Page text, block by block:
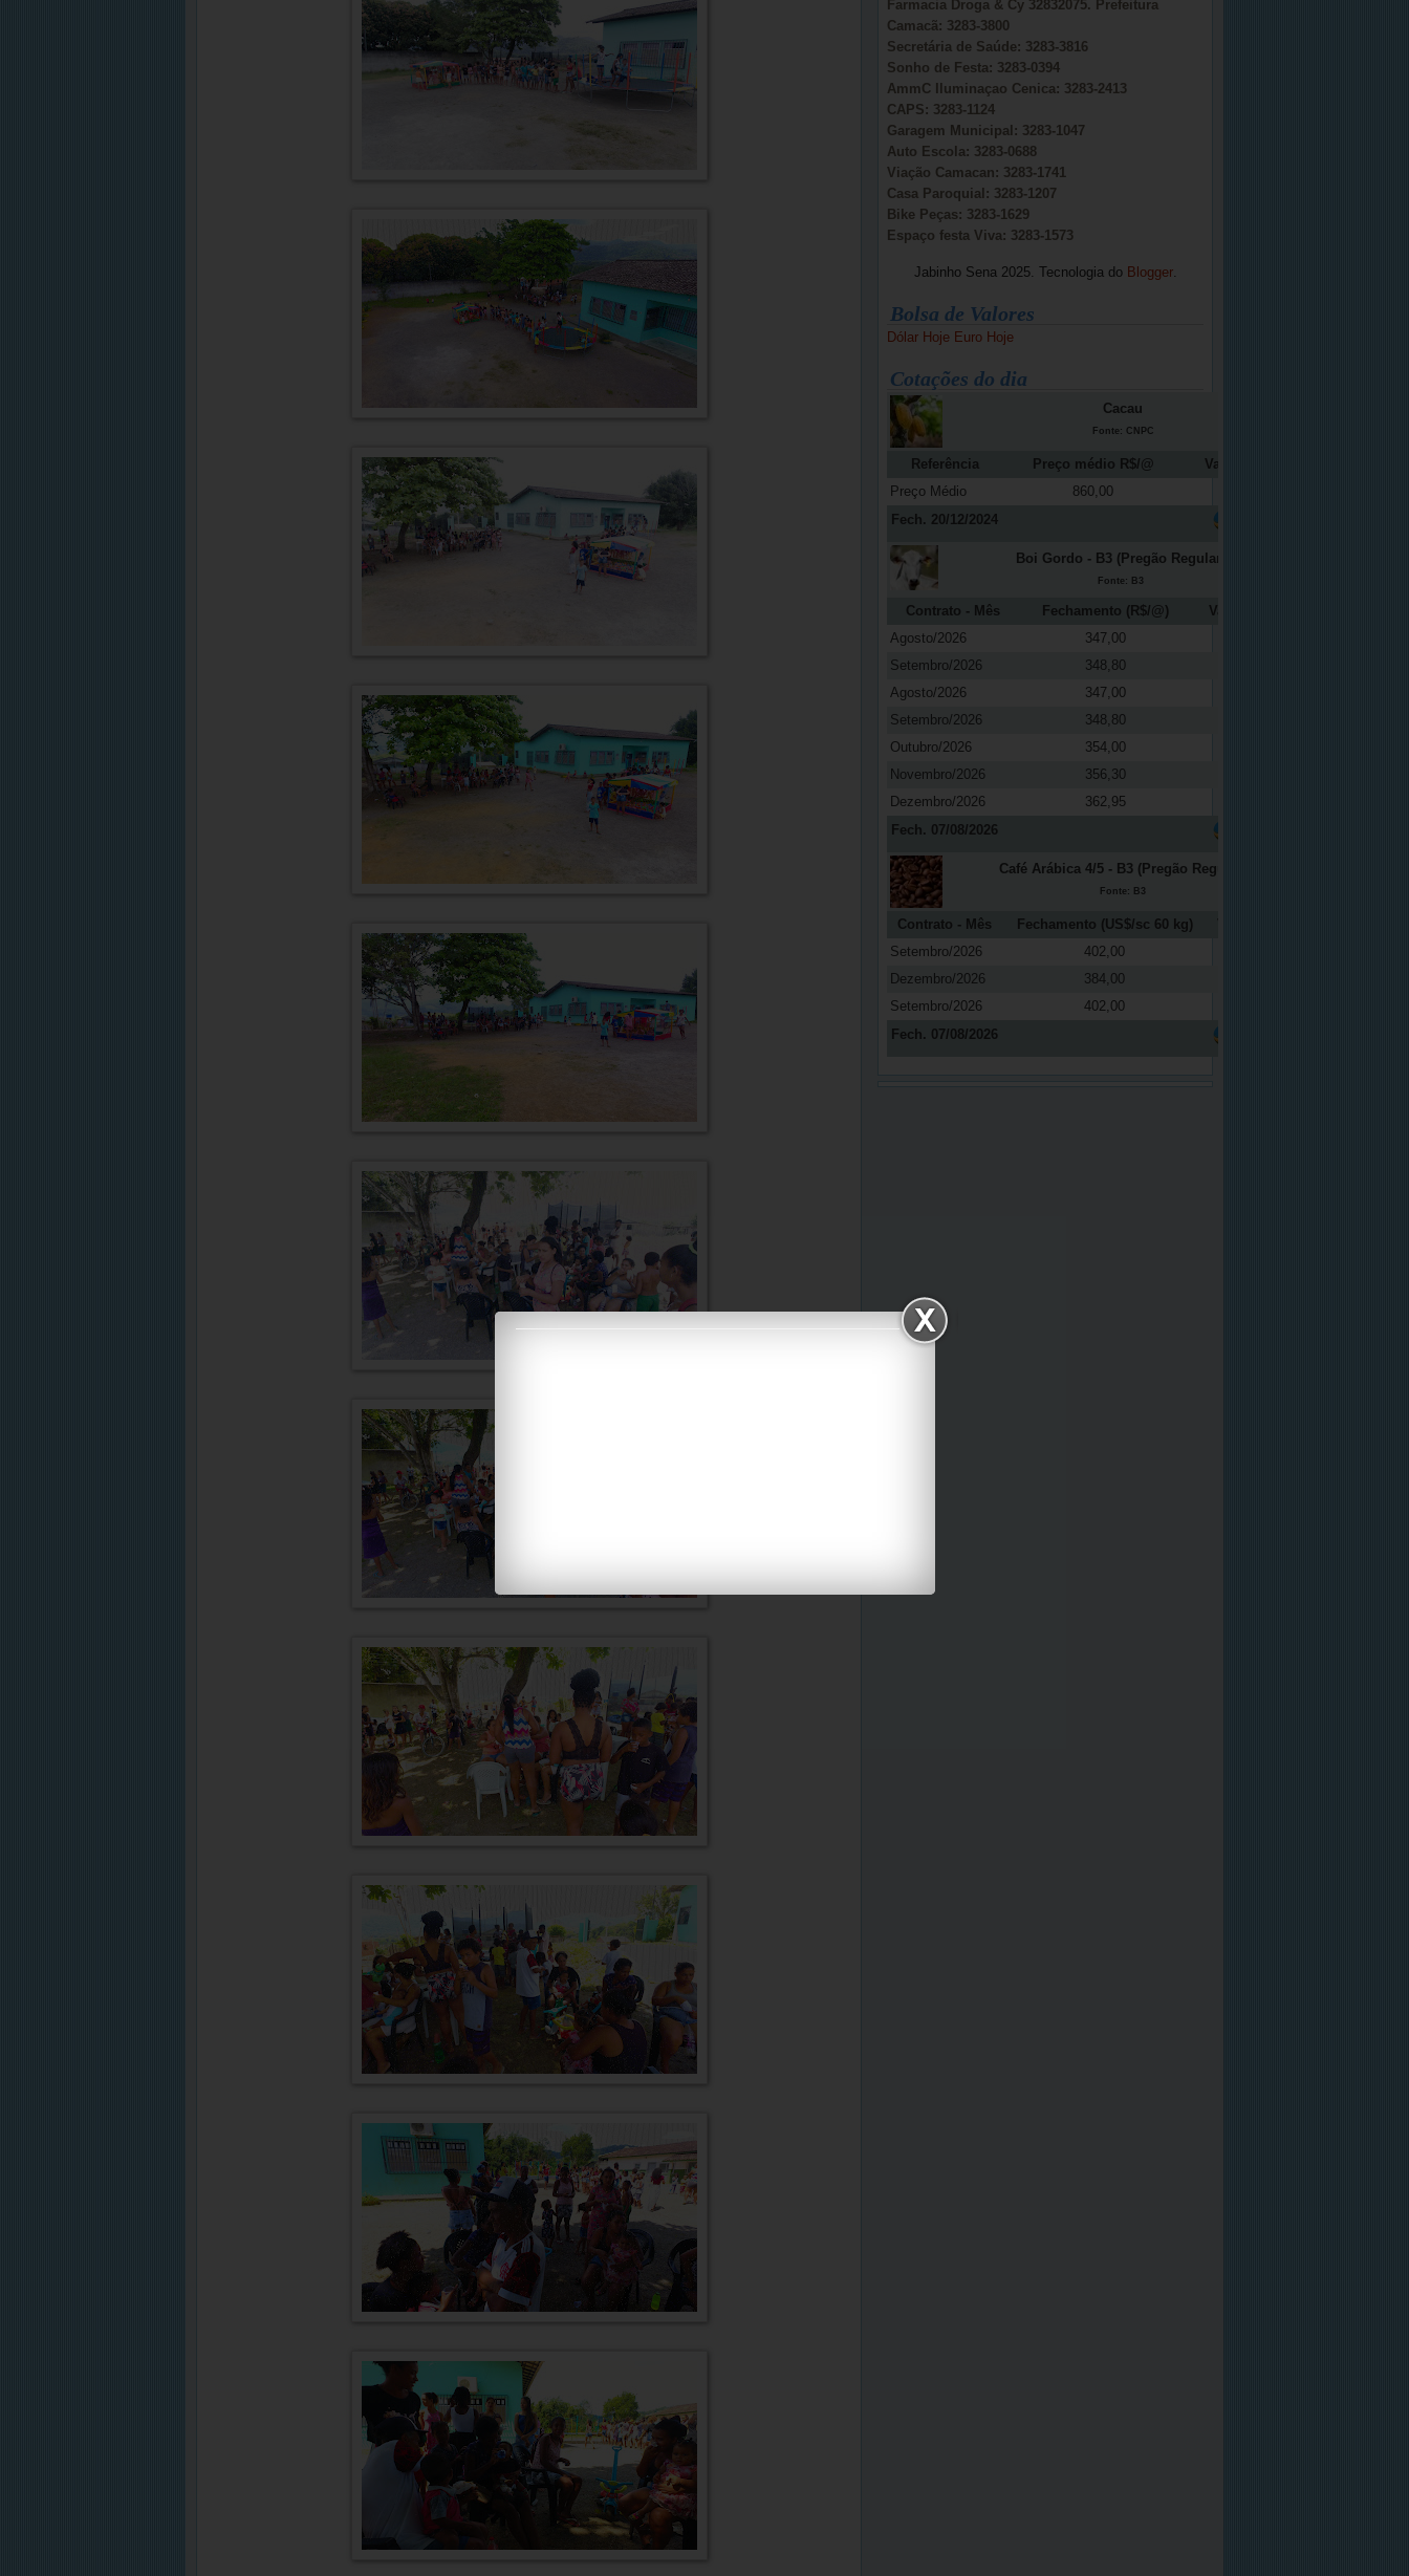
Farmacia Droga & Cy 32832075. Prefeitura
Camacã: 3283-3800
Secretária de Saúde: 3283-3816
Sonho de Festa: 3283-0394
AmmC Iluminaçao Cenica: 3283-2413
CAPS: 3283-1124
Garagem Municipal: 3283-1047
Auto Escola: 3283-0688
Viação Camacan: 3283-1741
Casa Paroquial: 3283-1207
Bike Peças: 3283-1629
Espaço festa Viva: 3283-1573
Jabinho Sena 2025. Tecnologia do Blogger.
Bolsa de Valores
Dólar Hoje Euro Hoje
Cotações do dia
Cacau
Fonte: CNPC
Referência Preço médio R$/@
Variação (%)
Preço Médio
860,00
Fech. 20/12/2024
Boi Gordo - B3 (Pregão Regular)
Fonte: B3
Contrato - Mês Fechamento (R$/@)
Variação (%)
Agosto/2026
347,00
Setembro/2026
348,80
Agosto/2026
347,00
Setembro/2026
348,80
Outubro/2026
354,00
Novembro/2026
356,30
Dezembro/2026
362,95
Fech. 07/08/2026
Café Arábica 4/5 - B3 (Pregão Regular)
Fonte: B3
Contrato - Mês Fechamento (US$/sc 60 kg)
Setembro/2026
402,00
Dezembro/2026
384,00
Setembro/2026
402,00
Fech. 07/08/2026